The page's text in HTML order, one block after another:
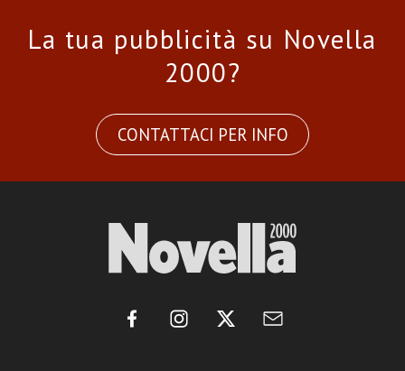
La tua pubblicità su Novella
2000?
CONTATTACI PER INFO